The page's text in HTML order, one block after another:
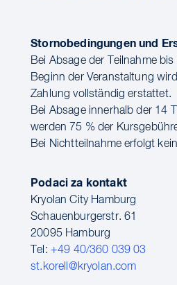
Stornobedingungen und
Bei Absage der Teilnahme
Beginn der Veranstaltung
Zahlung vollständig erstattet.
Bei Absage innerhalb der 14
werden 75 % der
Bei Nichtteilnahme erfolgt
Podaci za kontakt
Kryolan City Hamburg
Schauenburgerstr. 61
20095 Hamburg
Tel: +49 40/360 039 03
st.korell@kryolan.com